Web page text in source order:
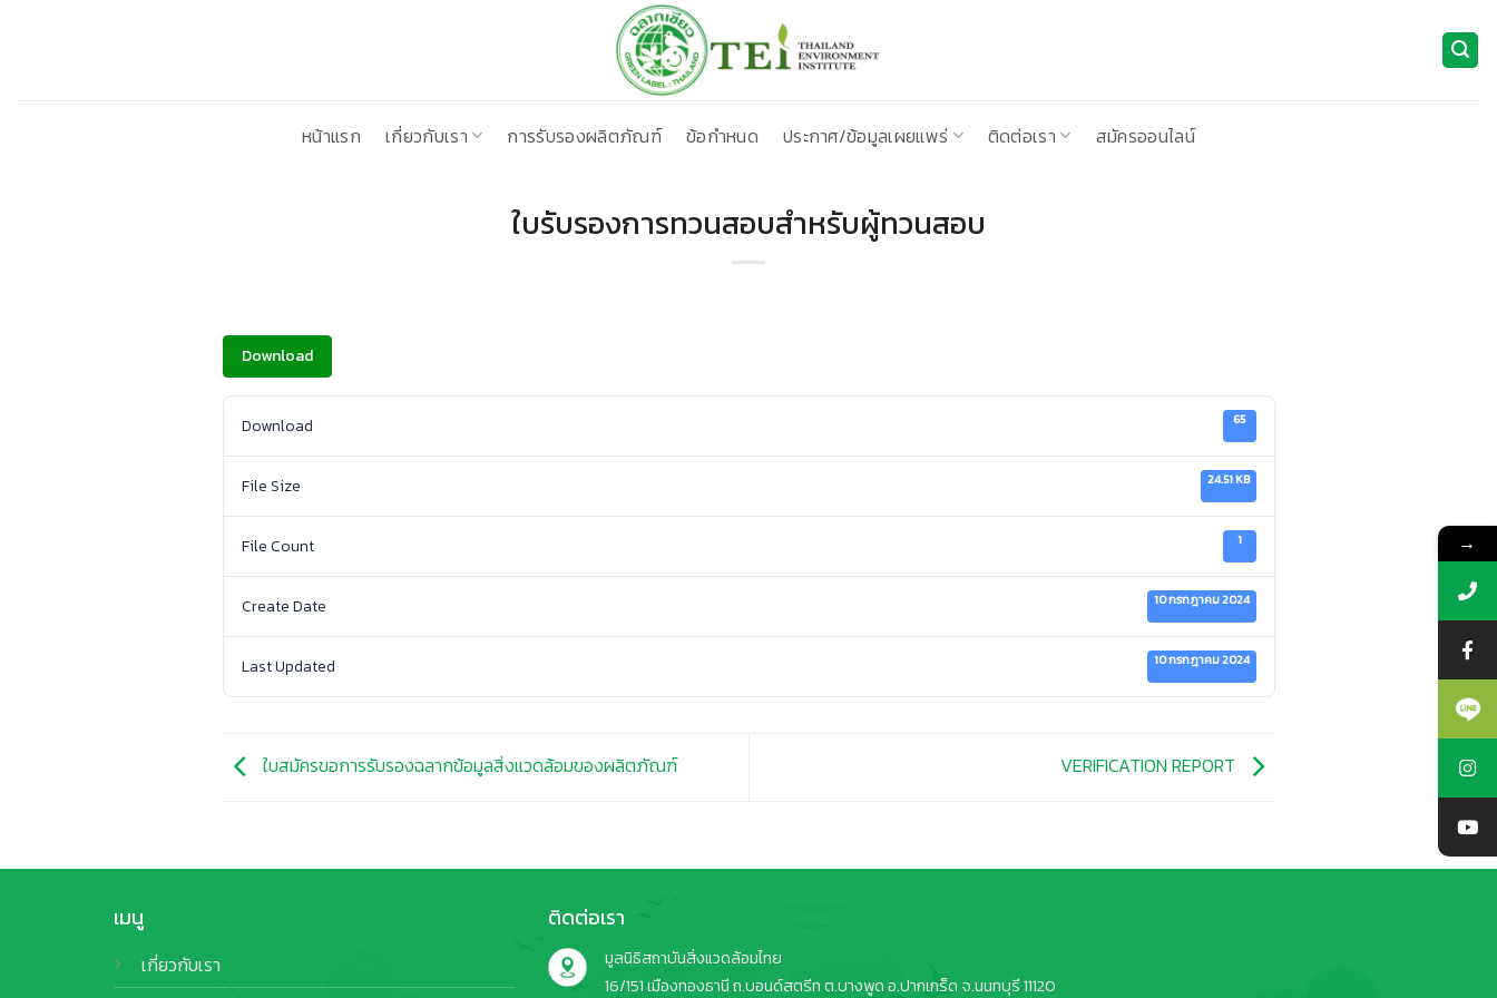
หน้าแรก
เกี่ยวกับเรา การรับรองผลิตภัณฑ์ ข้อกำหนด ประกาศ/ข้อมูลเผยแพร่ ติดต่อเรา สมัครออนไลน์
ใบรับรองการทวนสอบสำหรับผู้ทวนสอบ
Download
Download 65
File Size 24.51 KB
File Count 1
Create Date 10 กรกฎาคม 2024
Last Updated 10 กรกฎาคม 2024
ใบสมัครขอการรับรองฉลากข้อมูลสิ่งแวดล้อมของผลิตภัณฑ์ VERIFICATION REPORT
เมนู
เกี่ยวกับเรา
ติดต่อเรา
มูลนิธิสถาบันสิ่งแวดล้อมไทย
16/151 เมืองทองธานี ถ.บอนด์สตรีท ต.บางพูด อ.ปากเกร็ด จ.นนทบุรี 11120
→